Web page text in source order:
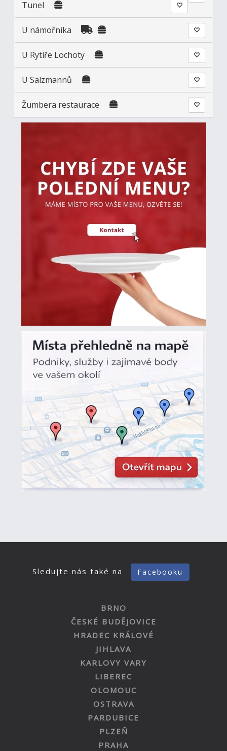
Tunel
U námořníka
U Rytíře Lochoty
U Salzmannů
Žumbera restaurace
Sledujte nás také na Facebooku
BRNO
ČESKÉ BUDĚJOVICE
HRADEC KRÁLOVÉ
JIHLAVA
KARLOVY VARY
LIBEREC
OLOMOUC
OSTRAVA
PARDUBICE
PLZEŇ
PRAHA